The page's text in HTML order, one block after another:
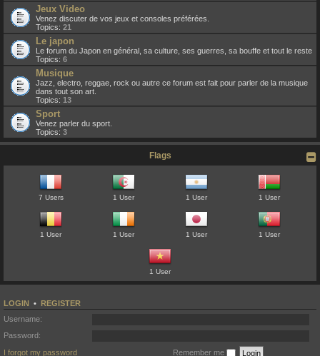
Jeux Video
Venez discuter de vos jeux et consoles préférées.
Topics: 21
Le japon
Le forum du Japon en général, sa culture, ses guerres, sa bouffe et tout le reste
Topics: 6
Musique
Jazz, electro, reggae, rock ou autre ce forum est fait pour parler de la musique
dans tout son art.
Topics: 13
Sport
Venez parler du sport.
Topics: 3
Flags
7 Users 1 User 1 User 1 User
1 User 1 User 1 User 1 User
1 User
LOGIN • REGISTER
Username:
Password:
I forgot my password
Remember me